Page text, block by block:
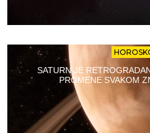
SATURN JE
PROMENE SVAKOM